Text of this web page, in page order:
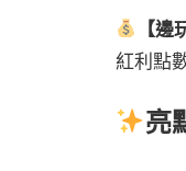
【邊
紅利點
亮